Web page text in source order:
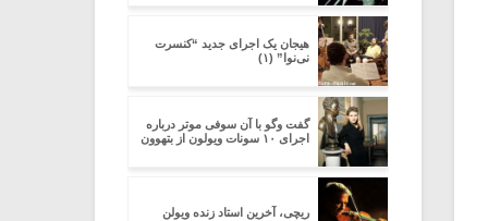
هیجان یک اجرای جدید “کنسرت
نی‌نوا” (۱)
گفت وگو با آن سوفى موتر درباره
اجراى ۱۰ سونات ویولون از بتهوون
ریچی، آخرین استاد زنده ویولن